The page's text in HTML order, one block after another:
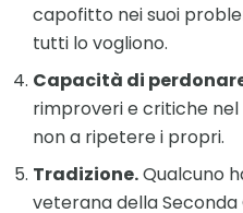
capofitto nei suoi
tutti lo vogliono.
Capacità di
rimproveri e critiche
non a ripetere i propri.
Tradizione.Qualcuno
veterana della Seconda